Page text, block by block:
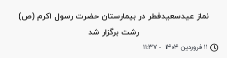
۱۱ فروردین ۱۴۰۴ - ۱۱:۳۷
نماز عیدسعیدفطر در بیمارستان حضرت رسول اکرم (ص)
رشت برگزار شد